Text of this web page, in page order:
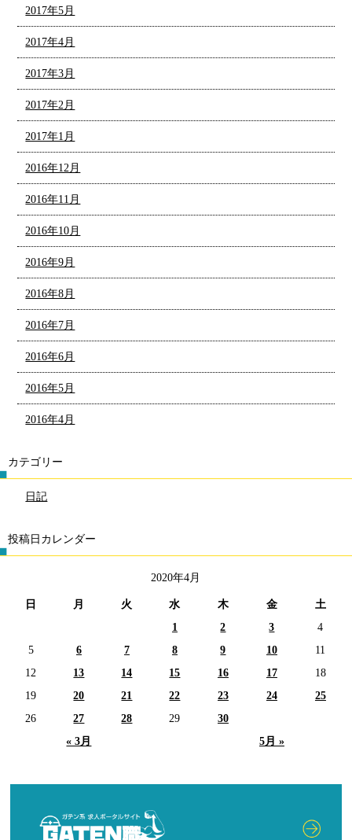
2017年5月
2017年4月
2017年3月
2017年2月
2017年1月
2016年12月
2016年11月
2016年10月
2016年9月
2016年8月
2016年7月
2016年6月
2016年5月
2016年4月
カテゴリー
日記
投稿日カレンダー
2020年4月
日 月 火 水 木 金 土
« 3月 5月 »
1 2 3
4
5
6 7 8 9 10
11
12
13 14 15 16 17
18
19
20 21 22 23 24
25
26
27 28 29 30